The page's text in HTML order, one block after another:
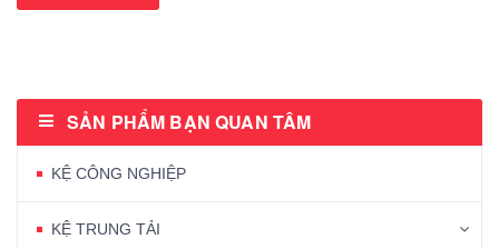
SẢN PHẨM BẠN QUAN TÂM
KỆ CÔNG NGHIỆP
KỆ TRUNG TẢI